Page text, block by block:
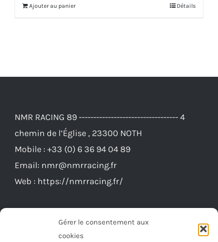
Gérer le consentement aux
cookies
Ajouter au panier Détails
NMR RACING 89 ---------------------------------- 4
chemin de l’Église , 23300 NOTH
Mobile : +33 (0) 6 36 94 04 89
Email: nmr@nmrracing.fr
Web : https://nmrracing.fr/